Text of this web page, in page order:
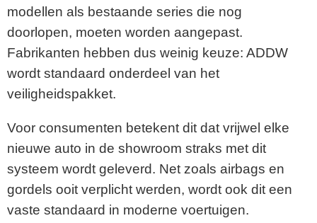
modellen als bestaande series die nog
doorlopen, moeten worden aangepast.
Fabrikanten hebben dus weinig keuze: ADDW
wordt standaard onderdeel van het
veiligheidspakket.
Voor consumenten betekent dit dat vrijwel elke
nieuwe auto in de showroom straks met dit
systeem wordt geleverd. Net zoals airbags en
gordels ooit verplicht werden, wordt ook dit een
vaste standaard in moderne voertuigen.